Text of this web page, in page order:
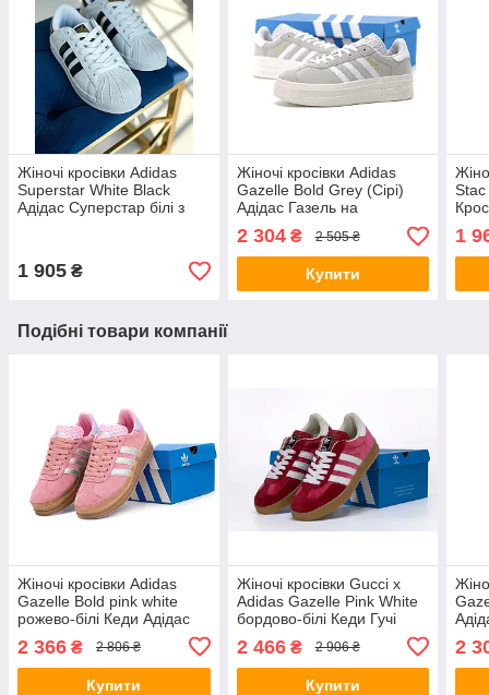
Жіночі кросівки Adidas
Superstar White Black
Адідас Суперстар білі з
1 905 ₴
Жіночі кросівки Adidas
Gazelle Bold Grey (Сірі)
Адідас Газель на
платформі замш
демісезон В'єтнам
2 304₴ 2 505 ₴
Купити
Stac
1
Подібні товари компанії
Жіночі кросівки Adidas
Gazelle Bold pink white
рожево-білі Кеди Адідас
замшеві весна літо для
дівчат
2 366 ₴ 2 806 ₴
Купити
Жіночі кросівки Gucci x
Adidas Gazelle Pink White
бордово-білі Кеди Гучі
платформі текстильні
весна літо
2 466₴ 2 906 ₴
Купити
2